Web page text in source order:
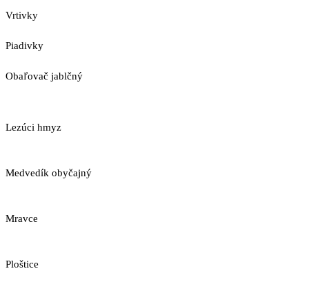
Vrtivky
Piadivky
Obaľovač jablčný
Lezúci hmyz
Medvedík obyčajný
Mravce
Ploštice